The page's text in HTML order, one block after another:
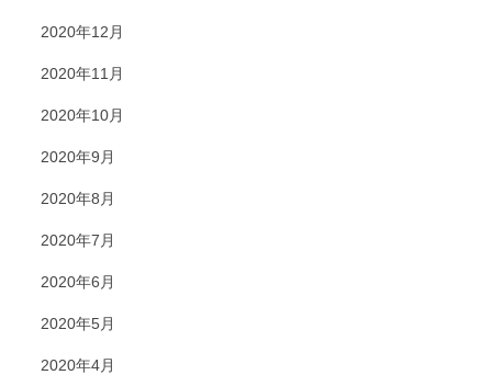
2020年12月
2020年11月
2020年10月
2020年9月
2020年8月
2020年7月
2020年6月
2020年5月
2020年4月